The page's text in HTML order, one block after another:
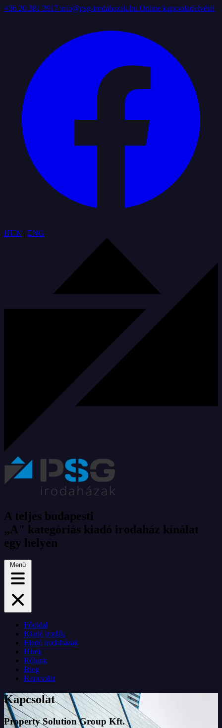
+36 20 381 3917 info@psg-irodahazak.hu Online kapcsolatfelvétel
HUN | ENG
A teljes budapesti
„A" kategóriás kiadó irodaház kínálat
egy helyen
Menü
Főoldal
Kiadó irodák
Eladó irodaházak
Hírek
Rólunk
Blog
Kapcsolat
Kapcsolat
Property Solution Group Kft.